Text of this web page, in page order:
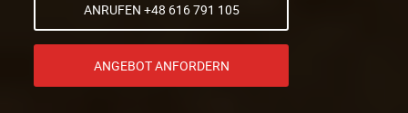
ANRUFEN +48 616 791 105
ANGEBOT ANFORDERN